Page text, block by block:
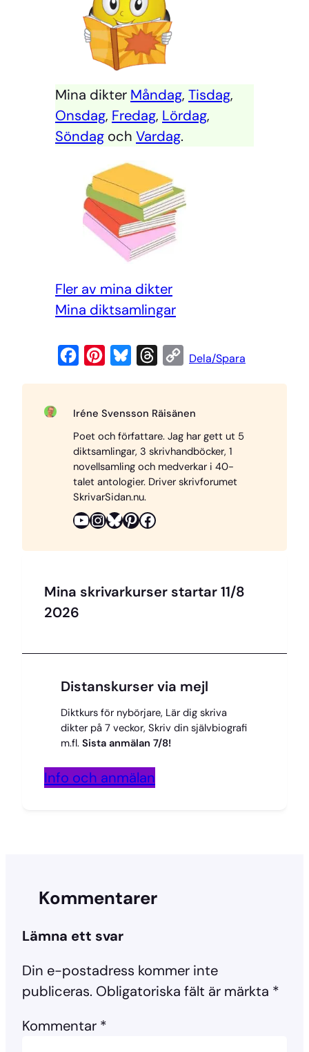
Mina dikter Måndag, Tisdag,
Onsdag, Fredag, Lördag,
Söndag och Vardag.
Fler av mina dikter
Mina diktsamlingar
e
b
o
o
k
t
e
r
e
s
t
e
s
k
y
e
a
d
s
C
y
L
i
n
Dela/Spara
Iréne Svensson Räisänen
Poet och författare. Jag har gett ut 5
diktsamlingar, 3 skrivhandböcker, 1
novellsamling och medverkar i 40-
talet antologier. Driver skrivforumet
SkrivarSidan.nu.
YouTube InstagramBluesky Pinterest Facebook
Mina skrivarkurser startar 11/8
2026
Distanskurser via mejl
Diktkurs för nybörjare, Lär dig skriva
dikter på 7 veckor, Skriv din självbiografi
m.fl. Sista anmälan 7/8!
Info och anmälan
Kommentarer
Lämna ett svar
Din e-postadress kommer inte
publiceras. Obligatoriska fält är märkta *
Kommentar *